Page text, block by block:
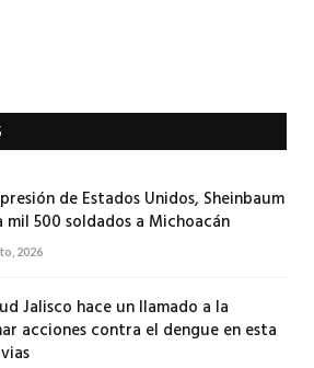
de Estados Unidos, Sheinbaum
mil 500 soldados a Michoacán
2026
Jalisco hace un llamado a la
acciones contra el dengue en esta